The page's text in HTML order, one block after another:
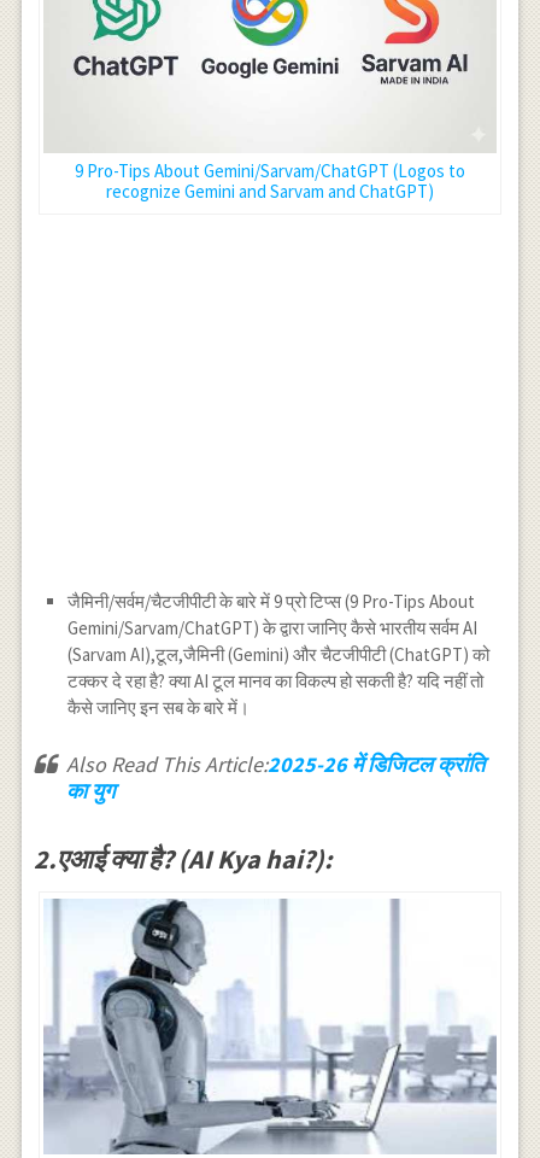
9 Pro-Tips About Gemini/Sarvam/ChatGPT (Logos to
recognize Gemini and Sarvam and ChatGPT)
जैमिनी/सर्वम/चैटजीपीटी के बारे में 9 प्रो टिप्स (9 Pro-Tips About
Gemini/Sarvam/ChatGPT) के द्वारा जानिए कैसे भारतीय सर्वम AI
(Sarvam AI),टूल,जैमिनी (Gemini) और चैटजीपीटी (ChatGPT) को
टक्कर दे रहा है? क्या AI टूल मानव का विकल्प हो सकती है? यदि नहीं तो
कैसे जानिए इन सब के बारे में।
Also Read This Article:2025-26 में डिजिटल क्रांति
का युग
2.एआई क्या है? (AI Kya hai?):